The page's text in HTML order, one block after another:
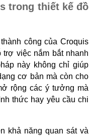
trong thiết kế đồ
công của Croquis
trợ việc nắm bắt nhanh
này không chỉ giúp
cơ bản mà còn cho
rộng các ý tưởng mà
thức hay yêu cầu chi
khả năng quan sát và